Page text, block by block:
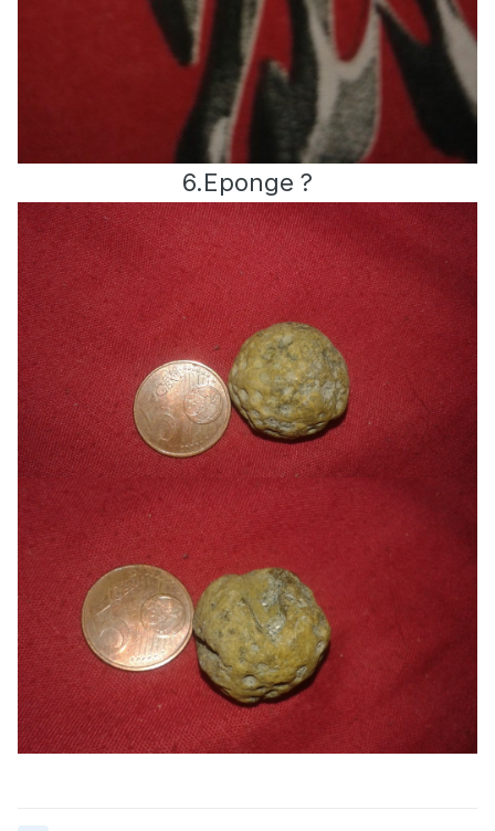
6.Eponge ?